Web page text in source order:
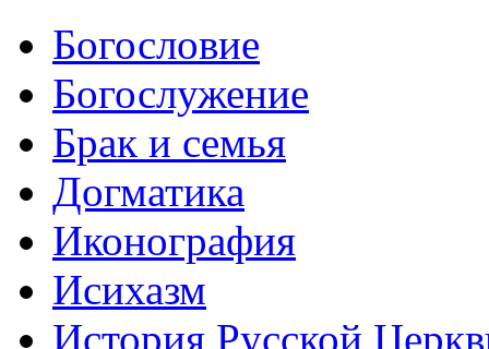
Богословие
Богослужение
Брак и семья
Догматика
Иконография
Исихазм
История Русской